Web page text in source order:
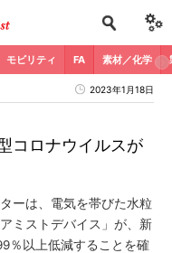
モビリティ FA 素材／化学
2023年1月18日
コロナウイルスが
ーは、電気を帯びた水粒
ミストデバイス」が、新
％以上低減することを確